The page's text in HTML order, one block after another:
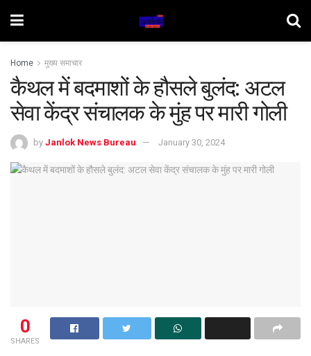
Home मुख्य समाचार
कैथल में बदमाशों के हौसले बुलंद: अटल
सेवा केंद्र संचालक के मुंह पर मारी गोली
by Janlok News Bureau January 30, 2024
0
SHARES